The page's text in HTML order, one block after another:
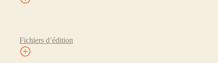
Fichiers d’édition